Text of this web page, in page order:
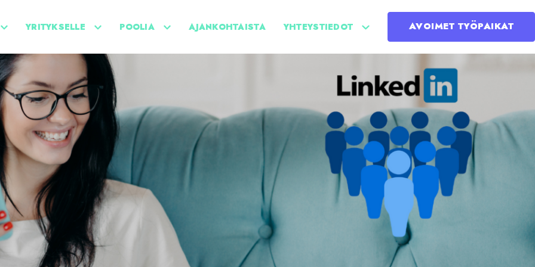
YRITYKSELLE POOLIA AJANKOHTAISTA YHTEYSTIEDOT AVOIMET TYÖPAIKAT